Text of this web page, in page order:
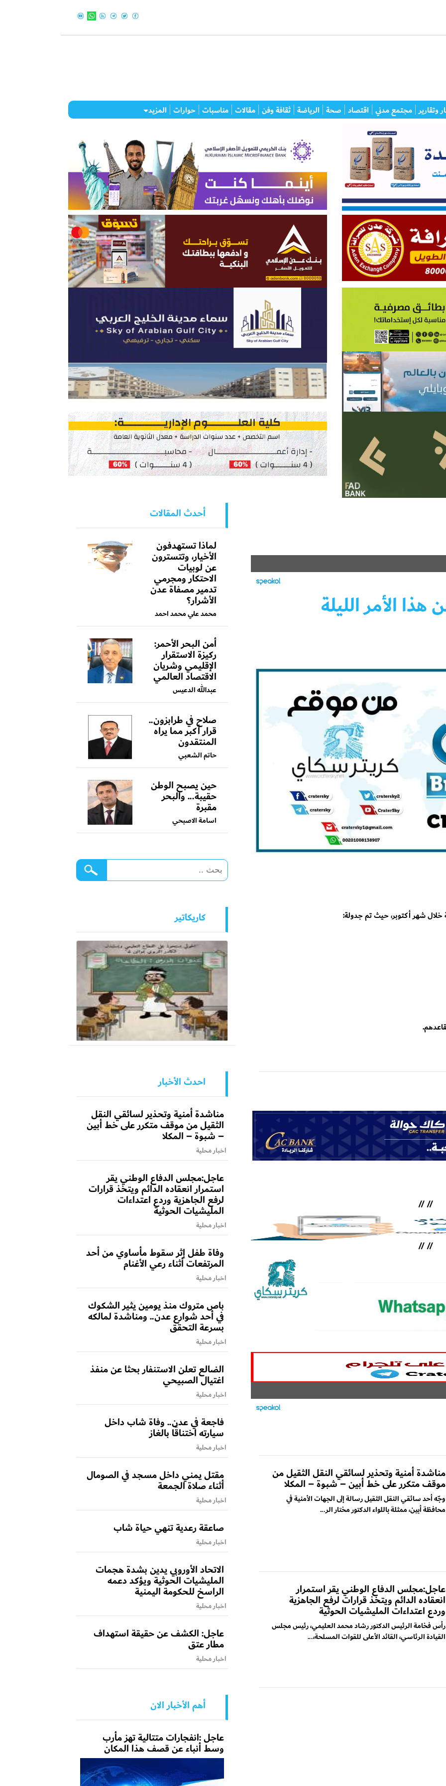
وتقارير مجتمع مدني اقتصاد صحة الرياضة ثقافة وفن مقالات مناسبات حوارات المزيد
الأمر الليلة
خلال شهر أكتوبر، حيث تم جدولة:
//
//
//
//
مناشدة أمنية وتحذير لسائقي النقل الثقيل من
موقف متكرر على خط أبين – شبوة – المكلا
وجّه أحد سائقي النقل الثقيل رسالة إلى الجهات الأمنية في
محافظة أبين، ممثلة باللواء الدكتور مختار الر...
عاجل:مجلس الدفاع الوطني يقر استمرار
انعقاده الدائم ويتخذ قرارات لرفع الجاهزية
وردع اعتداءات المليشيات الحوثية
رأس فخامة الرئيس الدكتور رشاد محمد العليمي، رئيس مجلس
القيادة الرئاسي، القائد الأعلى للقوات المسلحة،...
أحدث المقالات
لماذا تستهدفون
الأخيار، وتتسترون
عن لوبيات
الاحتكار ومجرمي
تدمير مصفاة عدن
الأشرار؟
محمد علي محمد احمد
أمن البحر الأحمر:
ركيزة الاستقرار
الإقليمي وشريان
الاقتصاد العالمي
عبدالله الدعيس
صلاح في طرابزون..
قرار أكبر مما يراه
المنتقدون
حاتم الشعبي
حين يصبح الوطن
حقيبة... والبحر
مقبرة
اسامة الاصبحي
كاريكاتير
احدث الأخبار
مناشدة أمنية وتحذير لسائقي النقل
الثقيل من موقف متكرر على خط أبين
– شبوة – المكلا
اخبار محلية
عاجل:مجلس الدفاع الوطني يقر
استمرار انعقاده الدائم ويتخذ قرارات
لرفع الجاهزية وردع اعتداءات
المليشيات الحوثية
اخبار محلية
وفاة طفل إثر سقوط مأساوي من أحد
المرتفعات أثناء رعي الأغنام
اخبار محلية
باص متروك منذ يومين يثير الشكوك
في أحد شوارع عدن.. ومناشدة لمالكه
بسرعة التحقق
اخبار محلية
الضالع تعلن الاستنفار بحثا عن منفذ
اغتيال الصبيحي
اخبار محلية
فاجعة في عدن.. وفاة شاب داخل
سيارته اختناقًا بالغاز
اخبار محلية
مقتل يمني داخل مسجد في الصومال
أثناء صلاة الجمعة
اخبار محلية
صاعقة رعدية تنهي حياة شاب
اخبار محلية
الاتحاد الأوروبي يدين بشدة هجمات
المليشيات الحوثية ويؤكد دعمه
الراسخ للحكومة اليمنية
اخبار محلية
عاجل: الكشف عن حقيقة استهداف
مطار عتق
اخبار محلية
أهم الأخبار الان
عاجل :انفجارات متتالية تهز مأرب
وسط أنباء عن قصف هذا المكان